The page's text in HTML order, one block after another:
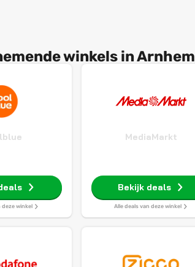
winkels in Arnhem
deze winkel
MediaMarkt
Bekijk deals
Alle deals van deze winkel